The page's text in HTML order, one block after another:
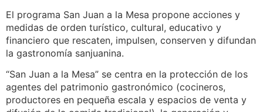
El programa San Juan a la Mesa propone acciones y
medidas de orden turístico, cultural, educativo y
financiero que rescaten, impulsen, conserven y difundan
la gastronomía sanjuanina.
“San Juan a la Mesa” se centra en la protección de los
agentes del patrimonio gastronómico (cocineros,
productores en pequeña escala y espacios de venta y